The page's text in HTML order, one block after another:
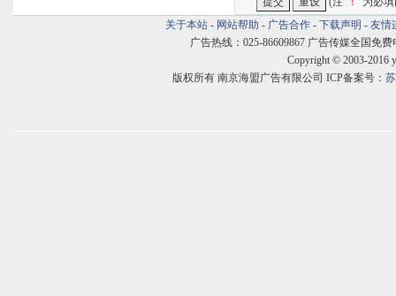
关于本站 - 网站帮助 - 广告合作 - 下载声明 - 友情
广告热线：025-86609867 广告传媒全国免费
Copyright © 2003-2016
版权所有 南京海盟广告有限公司 ICP备案号：